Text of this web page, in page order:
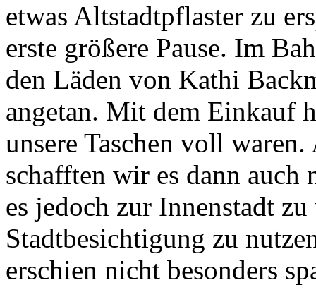
etwas Altstadtpflaster zu
erste größere Pause. Im
den Läden von Kathi
angetan. Mit dem Einkauf
unsere Taschen voll
schafften wir es dann auch
es jedoch zur Innenstadt
Stadtbesichtigung zu
erschien nicht besonders